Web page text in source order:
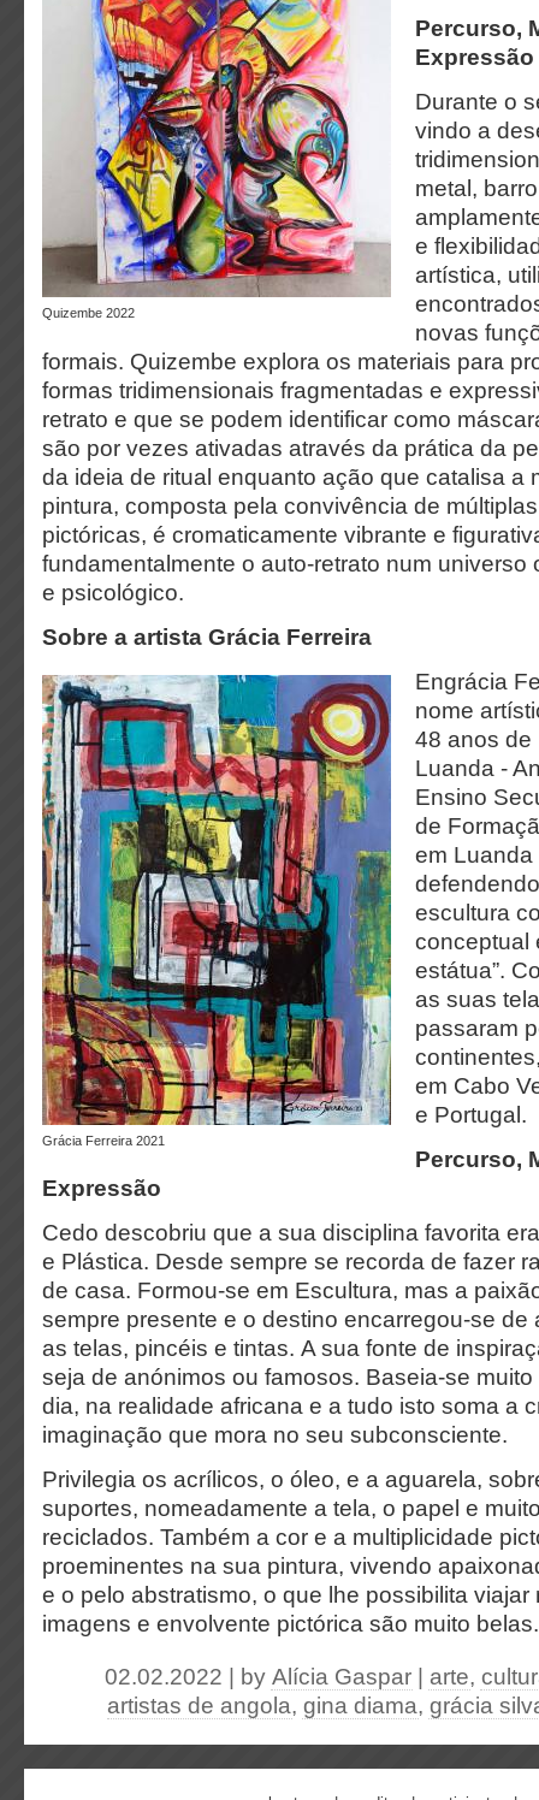
Quizembe 2022
Percurso,
Expressão
Durante o
vindo a
metal,
e
artística,
novas
formais. Quizembe explora os materiais para
formas tridimensionais fragmentadas e
retrato e que se podem identificar como
são por vezes ativadas através da prática da
da ideia de ritual enquanto ação que catalisa a
pintura, composta pela convivência de
pictóricas, é cromaticamente vibrante e
fundamentalmente o auto-retrato num universo
e psicológico.
Sobre a artista Grácia Ferreira
Grácia Ferreira 2021
Engrácia
nome
48 anos de
Luanda -
Ensino
de
em Luanda
escultura
conceptual
estátua”.
as suas
passaram
em Cabo
e Portugal.
Percurso,
Expressão
Cedo descobriu que a sua disciplina favorita
e Plástica. Desde sempre se recorda de fazer
de casa. Formou-se em Escultura, mas a
sempre presente e o destino encarregou-se de
as telas, pincéis e tintas. A sua fonte de
seja de anónimos ou famosos. Baseia-se
dia, na realidade africana e a tudo isto soma a
imaginação que mora no seu subconsciente.
Privilegia os acrílicos, o óleo, e a aguarela,
suportes, nomeadamente a tela, o papel e
reciclados. Também a cor e a multiplicidade
proeminentes na sua pintura, vivendo
e o pelo abstratismo, o que lhe possibilita
imagens e envolvente pictórica são muito belas.
02.02.2022 | by Alícia Gaspar arte,
artistas de angola, gina diama, grácia